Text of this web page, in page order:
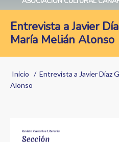
Entrevista a Javier
María Melián Alonso
Sobrescribir
enlaces
a
Inicio
Entrevista a Javier Díaz
Alonso